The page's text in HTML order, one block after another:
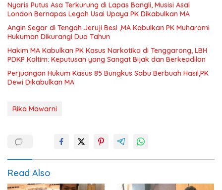
Nyaris Putus Asa Terkurung di Lapas Bangli, Musisi Asal
London Bernapas Legah Usai Upaya PK Dikabulkan MA
Angin Segar di Tengah Jeruji Besi ,MA Kabulkan PK Muharomi
Hukuman Dikurangi Dua Tahun
Hakim MA Kabulkan PK Kasus Narkotika di Tenggarong, LBH
PDKP Kaltim: Keputusan yang Sangat Bijak dan Berkeadilan
Perjuangan Hukum Kasus 85 Bungkus Sabu Berbuah Hasil,PK
Dewi Dikabulkan MA
Rika Mawarni
Read Also